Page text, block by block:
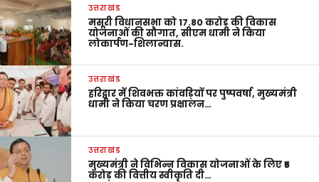
उत्तराखंड
मसूरी विधानसभा को 17.80 करोड़ की विकास
योजनाओं की सौगात, सीएम धामी ने किया
लोकार्पण-शिलान्यास.
उत्तराखंड
हरिद्वार में शिवभक्त कांवड़ियों पर पुष्पवर्षा, मुख्यमंत्री
धामी ने किया चरण प्रक्षालन…
उत्तराखंड
मुख्यमंत्री ने विभिन्न विकास योजनाओं के लिए ₹5
करोड़ की वित्तीय स्वीकृति दी…